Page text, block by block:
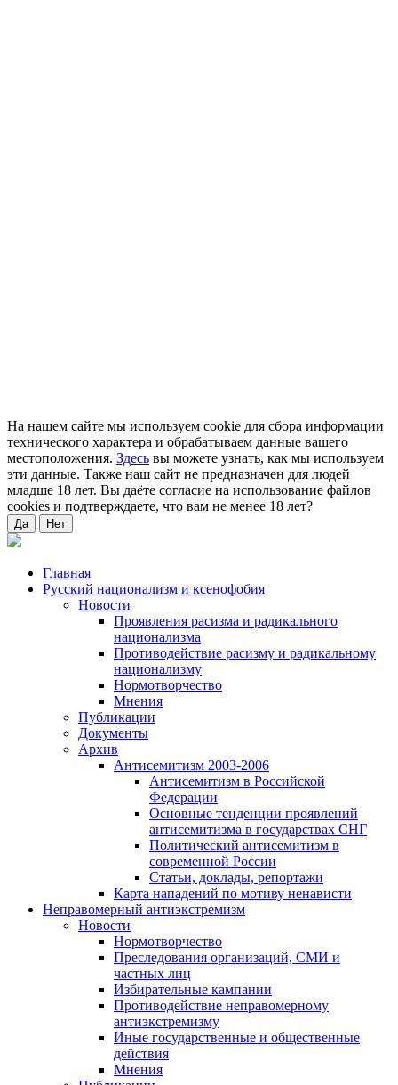
На нашем сайте мы используем cookie для сбора информации
технического характера и обрабатываем данные вашего
местоположения. Здесь вы можете узнать, как мы используем
эти данные. Также наш сайт не предназначен для людей
младше 18 лет. Вы даёте согласие на использование файлов
cookies и подтверждаете, что вам не менее 18 лет?
Да Нет
Главная
Русский национализм и ксенофобия
Новости
Проявления расизма и радикального
национализма
Противодействие расизму и радикальному
национализму
Нормотворчество
Мнения
Публикации
Документы
Архив
Антисемитизм 2003-2006
Антисемитизм в Российской
Федерации
Основные тенденции проявлений
антисемитизма в государствах СНГ
Политический антисемитизм в
современной России
Статьи, доклады, репортажи
Карта нападений по мотиву ненависти
Неправомерный антиэкстремизм
Новости
Нормотворчество
Преследования организаций, СМИ и
частных лиц
Избирательные кампании
Противодействие неправомерному
антиэкстремизму
Иные государственные и общественные
действия
Мнения